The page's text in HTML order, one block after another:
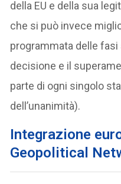
della EU e della sua
che si può invece
programmata delle fasi
decisione e il
parte di ogni singolo
dell’unanimità).
Integrazione
Geopolitical